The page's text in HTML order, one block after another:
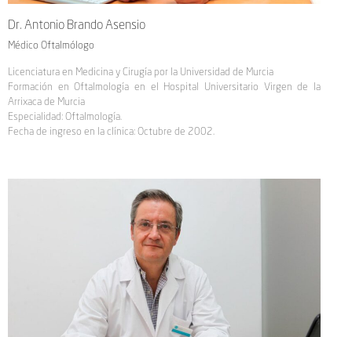
Dr. Antonio Brando Asensio
Médico Oftalmólogo
Licenciatura en Medicina y Cirugía por la Universidad de Murcia
Formación en Oftalmología en el Hospital Universitario Virgen de la
Arrixaca de Murcia
Especialidad: Oftalmología.
Fecha de ingreso en la clínica: Octubre de 2002.